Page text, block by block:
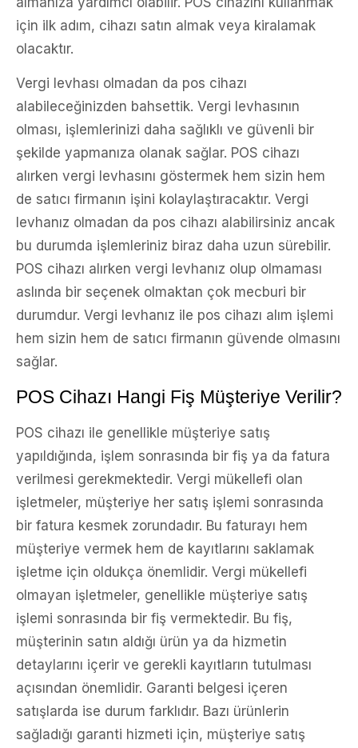
için ilk adım, cihazı satın almak veya kiralamak
olacaktır.
Vergi levhası olmadan da pos cihazı
alabileceğinizden bahsettik. Vergi levhasının
olması, işlemlerinizi daha sağlıklı ve güvenli bir
şekilde yapmanıza olanak sağlar. POS cihazı
alırken vergi levhasını göstermek hem sizin hem
de satıcı firmanın işini kolaylaştıracaktır. Vergi
levhanız olmadan da pos cihazı alabilirsiniz ancak
bu durumda işlemleriniz biraz daha uzun sürebilir.
POS cihazı alırken vergi levhanız olup olmaması
aslında bir seçenek olmaktan çok mecburi bir
durumdur. Vergi levhanız ile pos cihazı alım işlemi
hem sizin hem de satıcı firmanın güvende olmasını
sağlar.
POS Cihazı Hangi Fiş Müşteriye Verilir?
POS cihazı ile genellikle müşteriye satış
yapıldığında, işlem sonrasında bir fiş ya da fatura
verilmesi gerekmektedir. Vergi mükellefi olan
işletmeler, müşteriye her satış işlemi sonrasında
bir fatura kesmek zorundadır. Bu faturayı hem
müşteriye vermek hem de kayıtlarını saklamak
işletme için oldukça önemlidir. Vergi mükellefi
olmayan işletmeler, genellikle müşteriye satış
işlemi sonrasında bir fiş vermektedir. Bu fiş,
müşterinin satın aldığı ürün ya da hizmetin
detaylarını içerir ve gerekli kayıtların tutulması
açısından önemlidir. Garanti belgesi içeren
satışlarda ise durum farklıdır. Bazı ürünlerin
sağladığı garanti hizmeti için, müşteriye satış